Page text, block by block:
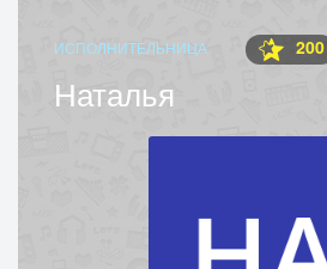
ИСПОЛНИТЕЛЬНИЦА 200
Наталья